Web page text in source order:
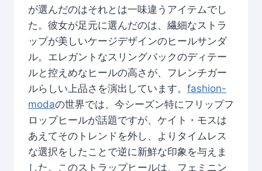
が選んだのはそれとは一味違うアイテムでし
た。彼女が足元に選んだのは、繊細なストラ
ップが美しいケージデザインのヒールサンダ
ル。エレガントなスリングバックのディテー
ルと控えめなヒールの高さが、フレンチガー
ルらしい上品さを演出しています。 fashion-
modaの世界では、今シーズン特にフリップフ
ロップヒールが話題ですが、ケイト・モスは
あえてそのトレンドを外し、よりタイムレス
な選択をしたことで逆に新鮮な印象を与えま
した。このストラップヒールは、フェミニン